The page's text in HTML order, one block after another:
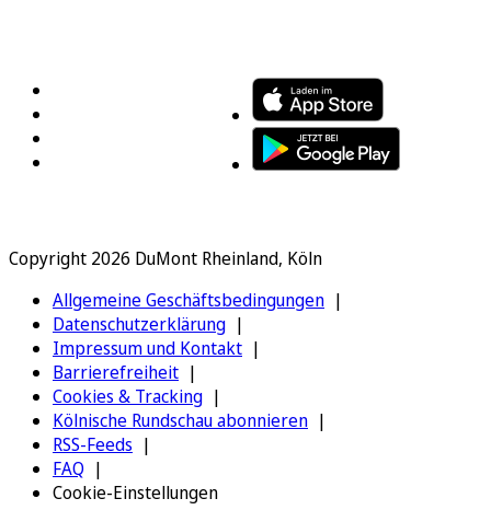
Copyright 2026 DuMont Rheinland, Köln
Allgemeine Geschäftsbedingungen
Datenschutzerklärung
Impressum und Kontakt
Barrierefreiheit
Cookies & Tracking
Kölnische Rundschau abonnieren
RSS-Feeds
FAQ
Cookie-Einstellungen